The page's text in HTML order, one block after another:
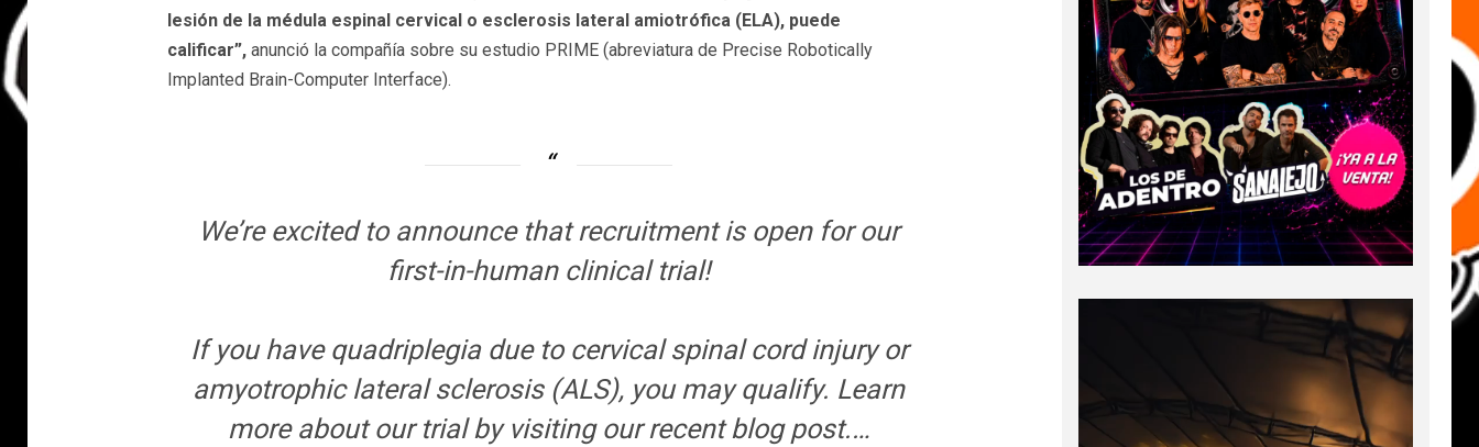
lesión de la médula espinal cervical o esclerosis lateral amiotrófica (ELA), puede
calificar”, anunció la compañía sobre su estudio PRIME (abreviatura de Precise Robotically
Implanted Brain-Computer Interface).
We’re excited to announce that recruitment is open for our
first-in-human clinical trial!
If you have quadriplegia due to cervical spinal cord injury or
amyotrophic lateral sclerosis (ALS), you may qualify. Learn
more about our trial by visiting our recent blog post.…